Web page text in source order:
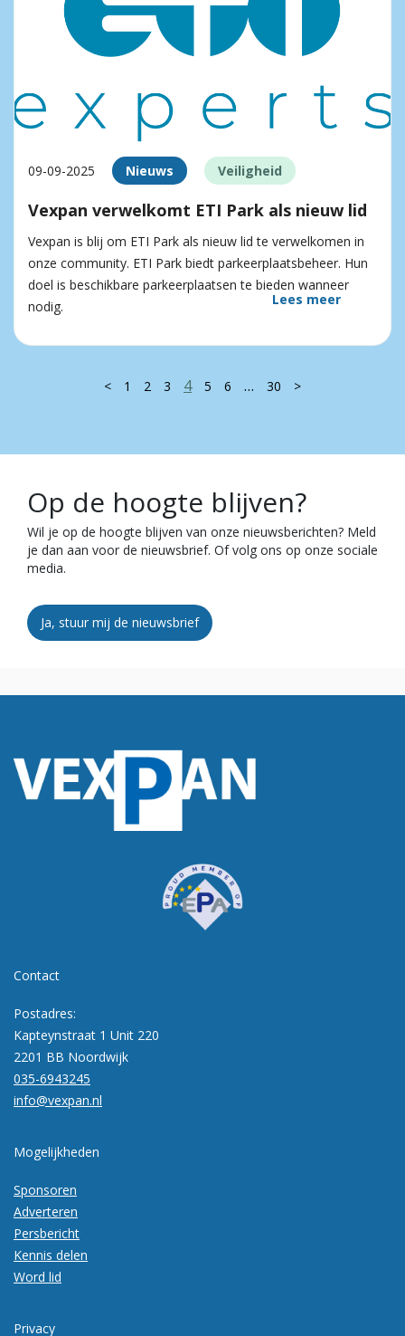
09-09-2025 Nieuws Veiligheid
Vexpan verwelkomt ETI Park als nieuw lid
Vexpan is blij om ETI Park als nieuw lid te verwelkomen in
onze community. ETI Park biedt parkeerplaatsbeheer. Hun
doel is beschikbare parkeerplaatsen te bieden wanneer
nodig.
Lees meer
< 1 2 3 4 5 6 … 30 >
Op de hoogte blijven?
Wil je op de hoogte blijven van onze nieuwsberichten? Meld
je dan aan voor de nieuwsbrief. Of volg ons op onze sociale
media.
Ja, stuur mij de nieuwsbrief
Contact
Postadres:
Kapteynstraat 1 Unit 220
2201 BB Noordwijk
035-6943245
info@vexpan.nl
Mogelijkheden
Sponsoren
Adverteren
Persbericht
Kennis delen
Word lid
Privacy